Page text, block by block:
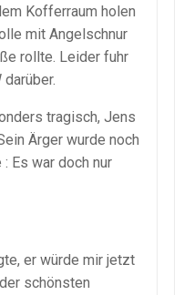
Kofferraum holen
mit Angelschnur
rollte. Leider fuhr
tragisch, Jens
Ärger wurde noch
Es war doch nur
er würde mir jetzt
schönsten